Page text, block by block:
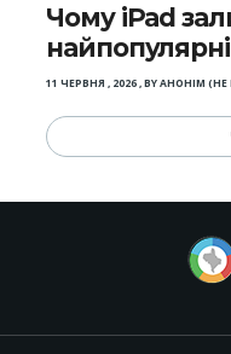
Чому iPad
11 ЧЕРВНЯ , 2026,BYАНОНІМ (НЕ